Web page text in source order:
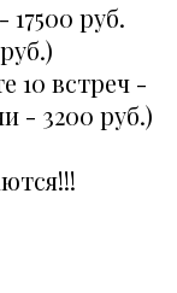
руб.
10 встреч -
- 3200 руб.)